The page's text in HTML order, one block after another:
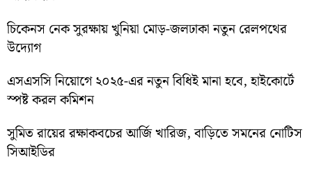
চিকেনস নেক সুরক্ষায় খুনিয়া মোড়-জলঢাকা নতুন রেলপথের
উদ্যোগ
এসএসসি নিয়োগে ২০২৫-এর নতুন বিধিই মানা হবে, হাইকোর্টে
স্পষ্ট করল কমিশন
সুমিত রায়ের রক্ষাকবচের আর্জি খারিজ, বাড়িতে সমনের নোটিস
সিআইডির